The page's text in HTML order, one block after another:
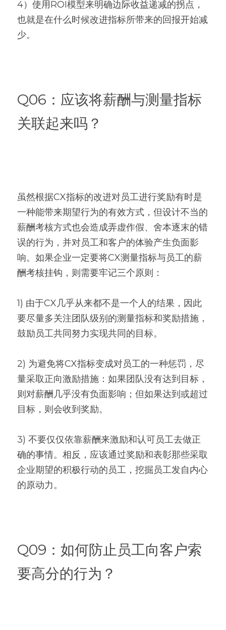
4）使用ROI模型来明确边际收益递减的拐点，
也就是在什么时候改进指标所带来的回报开始减
少。
Q06：应该将薪酬与测量指标
关联起来吗？
虽然根据CX指标的改进对员工进行奖励有时是
一种能带来期望行为的有效方式，但设计不当的
薪酬考核方式也会造成弄虚作假、舍本逐末的错
误的行为，并对员工和客户的体验产生负面影
响。如果企业一定要将CX测量指标与员工的薪
酬考核挂钩，则需要牢记三个原则：
1) 由于CX几乎从来都不是一个人的结果，因此
要尽量多关注团队级别的测量指标和奖励措施，
鼓励员工共同努力实现共同的目标。
2) 为避免将CX指标变成对员工的一种惩罚，尽
量采取正向激励措施：如果团队没有达到目标，
则对薪酬几乎没有负面影响；但如果达到或超过
目标，则会收到奖励。
3) 不要仅仅依靠薪酬来激励和认可员工去做正
确的事情。相反，应该通过奖励和表彰那些采取
企业期望的积极行动的员工，挖掘员工发自内心
的原动力。
Q09：如何防止员工向客户索
要高分的行为？